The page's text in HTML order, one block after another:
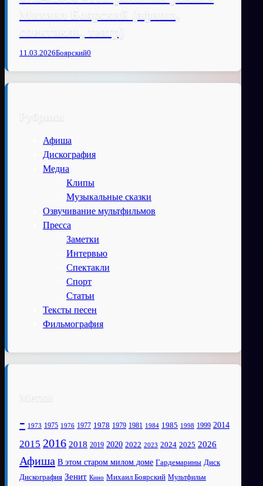
Михаил Боярский (афиша,
спектакль, театр)
11.03.2026Боярский0
Рубрики
Афиша
Дискография
Медиа
Клипы
Музыкальные сказки
Озвучивание мультфильмов
Пресса
Заметки
Интервью
Спектакли
Спорт
Статьи
Тексты песен
Фильмография
Метки
- 1973 1975 1976 1977 1978 1979 1981 1984 1985 1998 1999 2014
2015 2016 2018 2019 2020 2022 2023 2024 2025 2026
Афиша В этом старом милом доме Гардемарины Диск
Дискография Зенит Кино Михаил Боярский Мультфильм